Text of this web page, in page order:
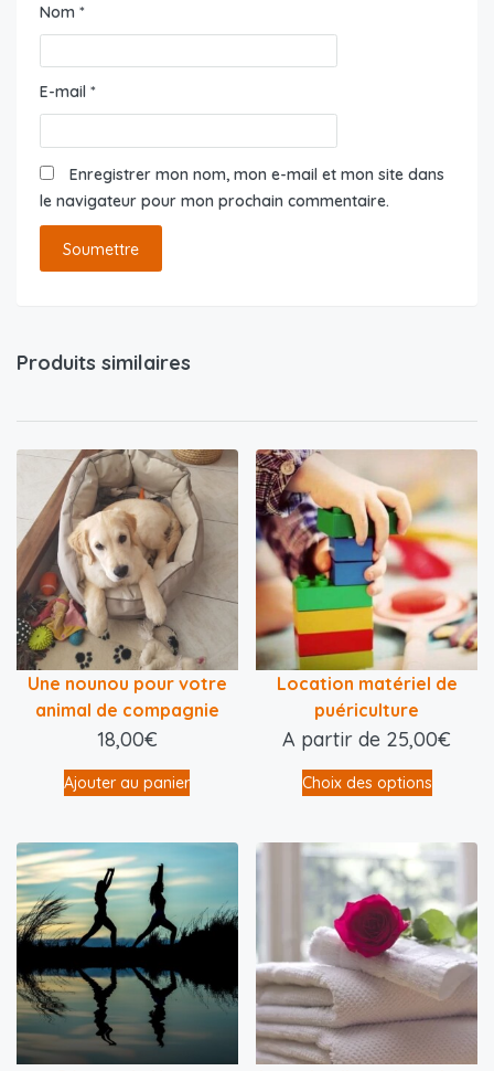
Nom *
E-mail *
Enregistrer mon nom, mon e-mail et mon site dans
le navigateur pour mon prochain commentaire.
Produits similaires
Une nounou pour votre
animal de compagnie
18,00€
Ajouter au panier
Location matériel de
puériculture
A partir de 25,00€
Choix des options